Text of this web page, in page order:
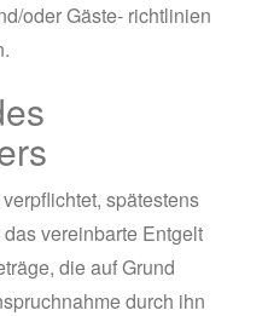
oder Gäste- richtlinien
spätestens
vereinbarte Entgelt
die auf Grund
durch ihn